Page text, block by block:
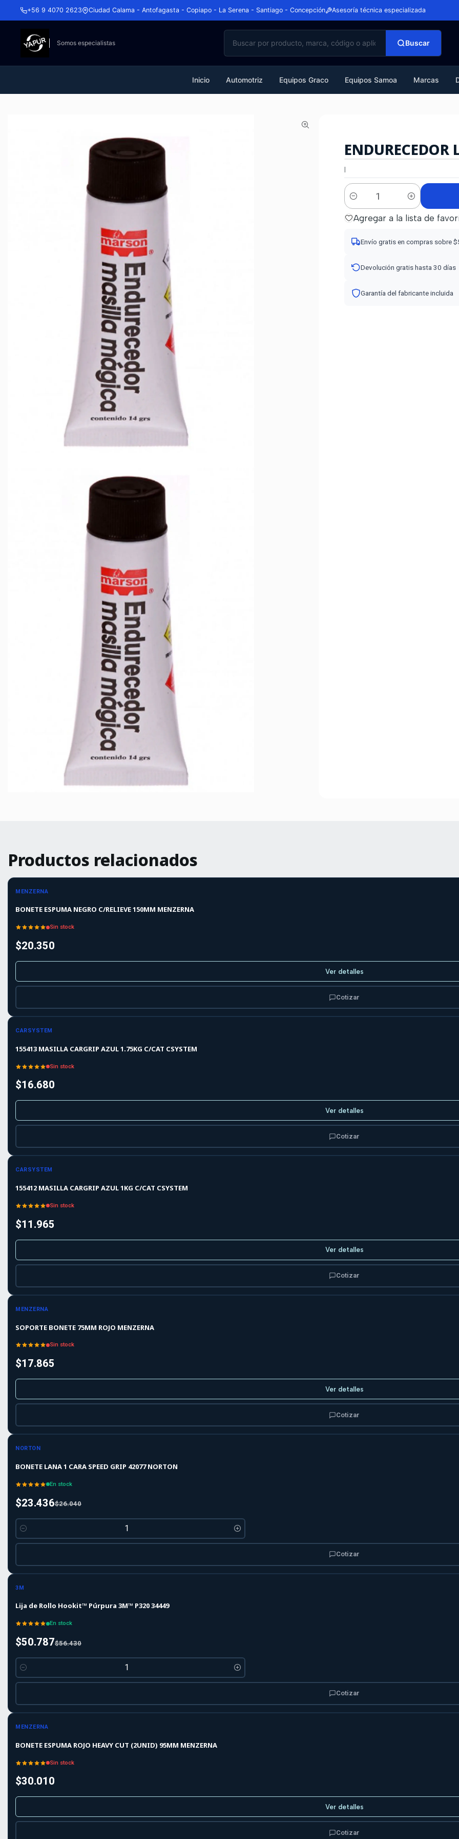
+56 9 4070 2623 Ciudad Calama - Antofagasta - Copiapo - La Serena - Santiago - Concepción Asesoría técnica especializada
Somos especialistas Buscar
Inicio Automotriz Equipos Graco Equipos Samoa Marcas
|
ENDURECEDOR
Cantidad
Agregar a la lista de
Envío gratis en compras sobre
Devolución gratis hasta 30 días
Garantía del fabricante incluida
Productos relacionados
Agotado
MENZERNA
BONETE ESPUMA NEGRO C/RELIEVE 150MM MENZERNA
Sin stock
$20.350
Ver detalles
Cotizar
Agotado
CARSYSTEM
155413 MASILLA CARGRIP AZUL 1.75KG C/CAT CSYSTEM
Sin stock
$16.680
Ver detalles
Cotizar
Agotado
CARSYSTEM
155412 MASILLA CARGRIP AZUL 1KG C/CAT CSYSTEM
Sin stock
$11.965
Ver detalles
Cotizar
Agotado
MENZERNA
SOPORTE BONETE 75MM ROJO MENZERNA
Sin stock
$17.865
Ver detalles
Cotizar
-10%OFF
NORTON
BONETE LANA 1 CARA SPEED GRIP 42077 NORTON
En stock
$23.436$26.040
Cantidad
Cotizar
-10%
3M
Lija de Rollo Hookit™ Púrpura 3M™ P320 34449
En stock
$50.787$56.430
Cantidad
Cotizar
Agotado
MENZERNA
BONETE ESPUMA ROJO HEAVY CUT (2UNID) 95MM MENZERNA
Sin stock
$30.010
Ver detalles
Cotizar